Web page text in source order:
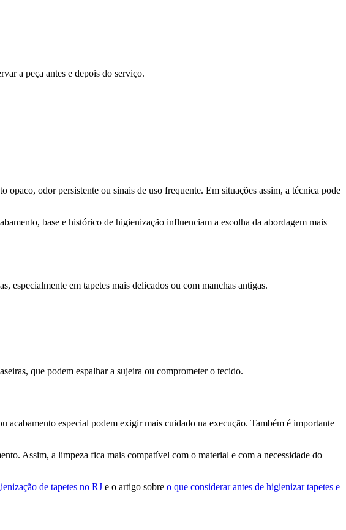
a peça antes e depois do serviço.
opaco, odor persistente ou sinais de uso frequente. Em situações assim, a técnica pode
base e histórico de higienização influenciam a escolha da abordagem mais
especialmente em tapetes mais delicados ou com manchas antigas.
que podem espalhar a sujeira ou comprometer o tecido.
acabamento especial podem exigir mais cuidado na execução. Também é importante
Assim, a limpeza fica mais compatível com o material e com a necessidade do
de tapetes no RJ e o artigo sobre o que considerar antes de higienizar tapetes e